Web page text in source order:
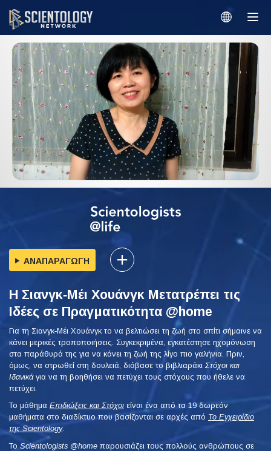
ΑΝΑΠΑΡΑΓΩΓΗ
Η Σιανγκ‑Μέι Χουάνγκ Μετατρέπει τις
Ιδέες σε Πραγματικότητα @home
Για τη Σιανγκ‑Μέι Χουάνγκ το να βελτιώσει τη ζωή στο σπίτι σήμαινε να
κάνει μερικές τροποποιήσεις. Συγκεκριμένα, εγκατέστησε ηχομόνωση
στα παράθυρά της για να κάνει τη ζωή της λίγο πιο γαλήνια. Πριν,
όμως, να στρωθεί στη δουλειά, διάβασε το βιβλιαράκι Στόχοι και
Ιδανικάγια να τη βοηθήσει να πετύχει τους στόχους που ήθελε να
πετύχει.
Το μάθημα Επιδιώξεις και Στόχοι είναι ένα από τα 19 δωρεάν
μαθήματα στο διαδίκτυο που βασίζονται σε αρχές από Το Εγχειρίδιο
της Scientology.
To Scientologists @home παρουσιάζει τους πολλούς ανθρώπους σε